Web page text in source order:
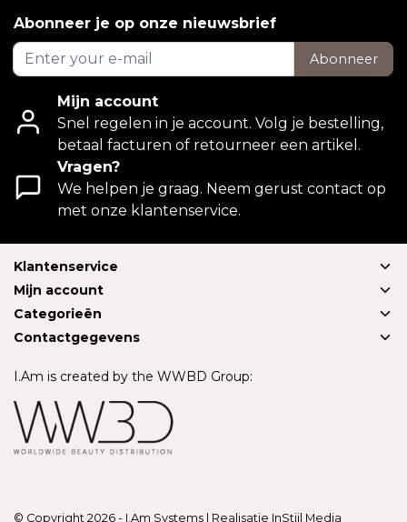
Abonneer je op onze nieuwsbrief
Abonneer
Mijn account
Snel regelen in je account. Volg je bestelling,
betaal facturen of retourneer een artikel.
Vragen?
We helpen je graag. Neem gerust contact op
met onze klantenservice.
Klantenservice
Mijn account
Categorieën
Contactgegevens
I.Am is created by the WWBD Group:
© Copyright 2026 - I.Am Systems | Realisatie InStijl Media